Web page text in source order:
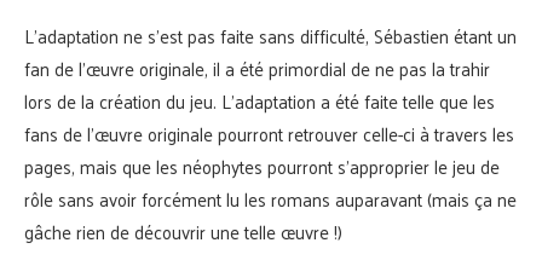
L’adaptation ne s’est pas faite sans difficulté, Sébastien étant un
fan de l’œuvre originale, il a été primordial de ne pas la trahir
lors de la création du jeu. L’adaptation a été faite telle que les
fans de l’œuvre originale pourront retrouver celle-ci à travers les
pages, mais que les néophytes pourront s’approprier le jeu de
rôle sans avoir forcément lu les romans auparavant (mais ça ne
gâche rien de découvrir une telle œuvre !)